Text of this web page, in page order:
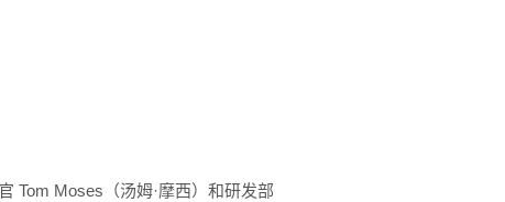
Tom Moses（汤姆·摩西）和研发部